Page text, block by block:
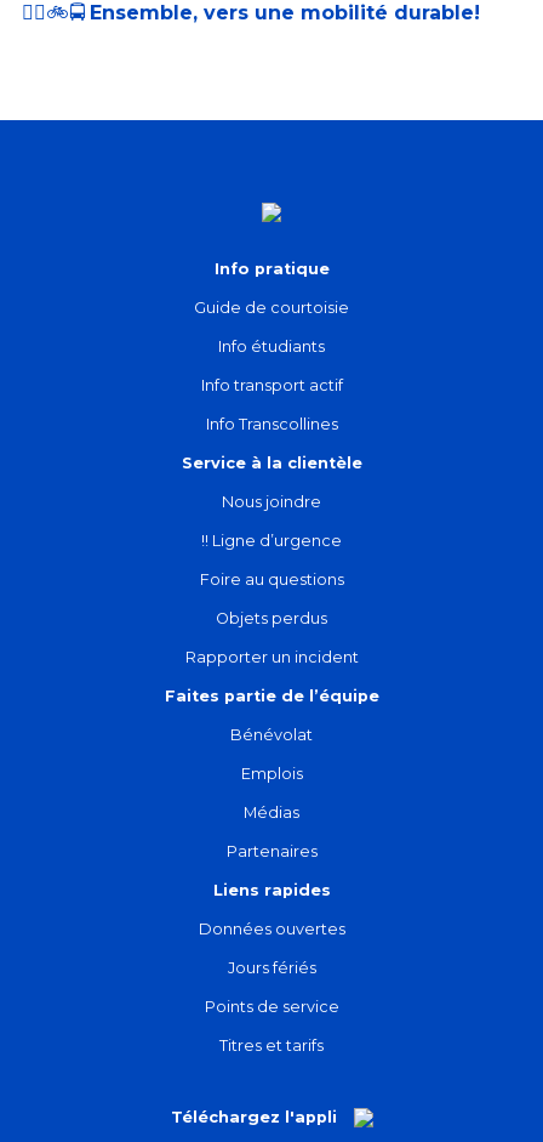
🚶‍♀️🚲🚍 Ensemble, vers une mobilité durable!
Info pratique
Guide de courtoisie
Info étudiants
Info transport actif
Info Transcollines
Service à la clientèle
Nous joindre
!! Ligne d’urgence
Foire au questions
Objets perdus
Rapporter un incident
Faites partie de l’équipe
Bénévolat
Emplois
Médias
Partenaires
Liens rapides
Données ouvertes
Jours fériés
Points de service
Titres et tarifs
Téléchargez l'appli